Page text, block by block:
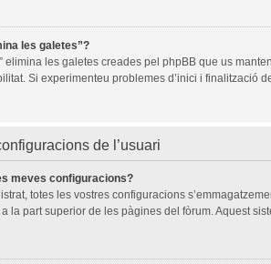
les galetes”?
elimina les galetes creades pel phpBB que us
Si experimenteu problemes d’inici i finalització
de l’usuari
meves configuracions?
totes les vostres configuracions
a la part superior de les pàgines del fòrum. Aquest